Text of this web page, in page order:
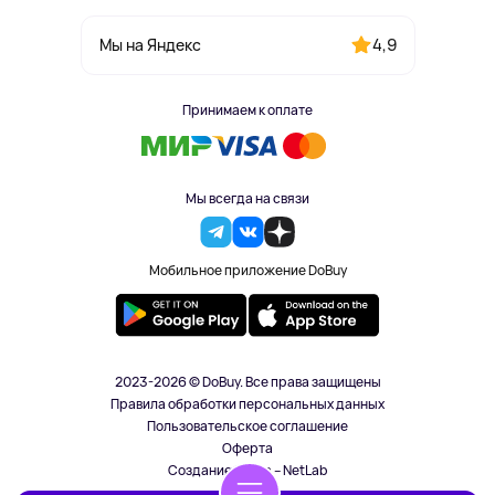
Мы на Яндекс 4,9
Принимаем к оплате
Мы всегда на связи
Мобильное приложение DoBuy
2023-2026 © DoBuy. Все права защищены
Правила обработки персональных данных
Пользовательское соглашение
Оферта
Создание сайта – NetLab